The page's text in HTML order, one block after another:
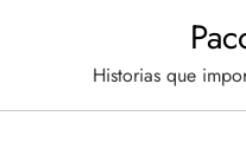
Historias que